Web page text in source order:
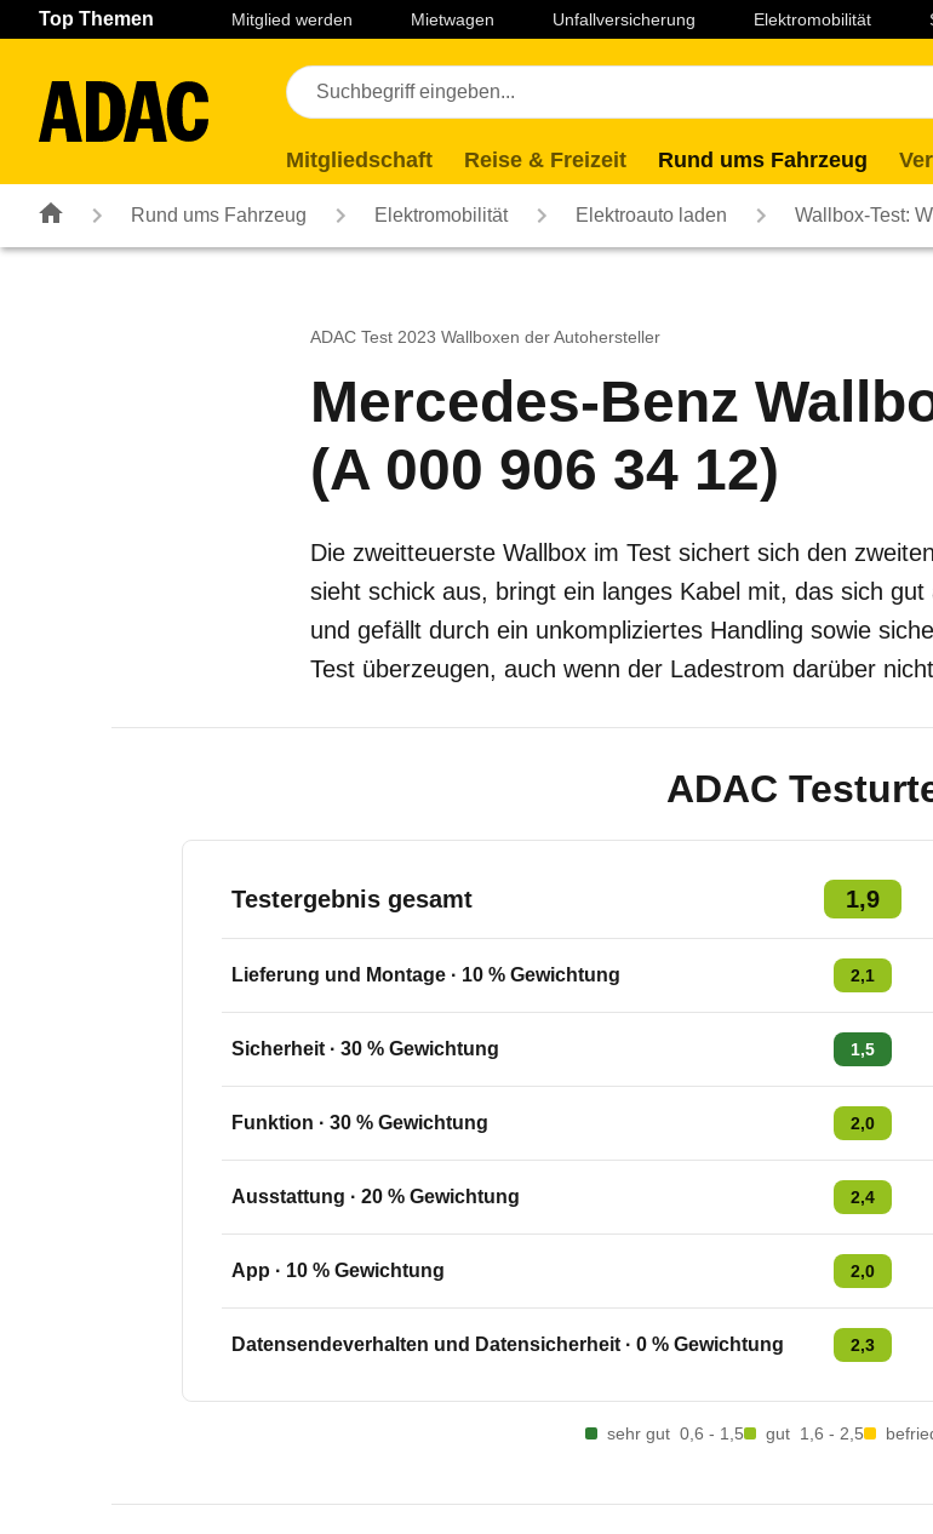
Navigation Seiteninhalt Fußzeile
Top Themen Mitglied werden Mietwagen Unfallversicherung Elektromobilität
Mitgliedschaft Reise & Freizeit Rund ums Fahrzeug
Rund ums Fahrzeug Elektromobilität Elektroauto laden Wallbox-Test:
ADAC Test 2023 Wallboxen der Autohersteller
Mercedes-Benz
(A 000 906 34 12)
Die zweitteuerste Wallbox im Test sichert sich den
sieht schick aus, bringt ein langes Kabel mit, das sich
und gefällt durch ein unkompliziertes Handling sowie
Test überzeugen, auch wenn der Ladestrom darüber
ADAC
Testergebnis gesamt 1,9
Lieferung und Montage · 10 % Gewichtung 2,1
Sicherheit · 30 % Gewichtung 1,5
Funktion · 30 % Gewichtung 2,0
Ausstattung · 20 % Gewichtung 2,4
App · 10 % Gewichtung 2,0
Datensendeverhalten und Datensicherheit · 0 % Gewichtung 2,3
sehr gut 0,6 - 1,5 gut 1,6 - 2,5